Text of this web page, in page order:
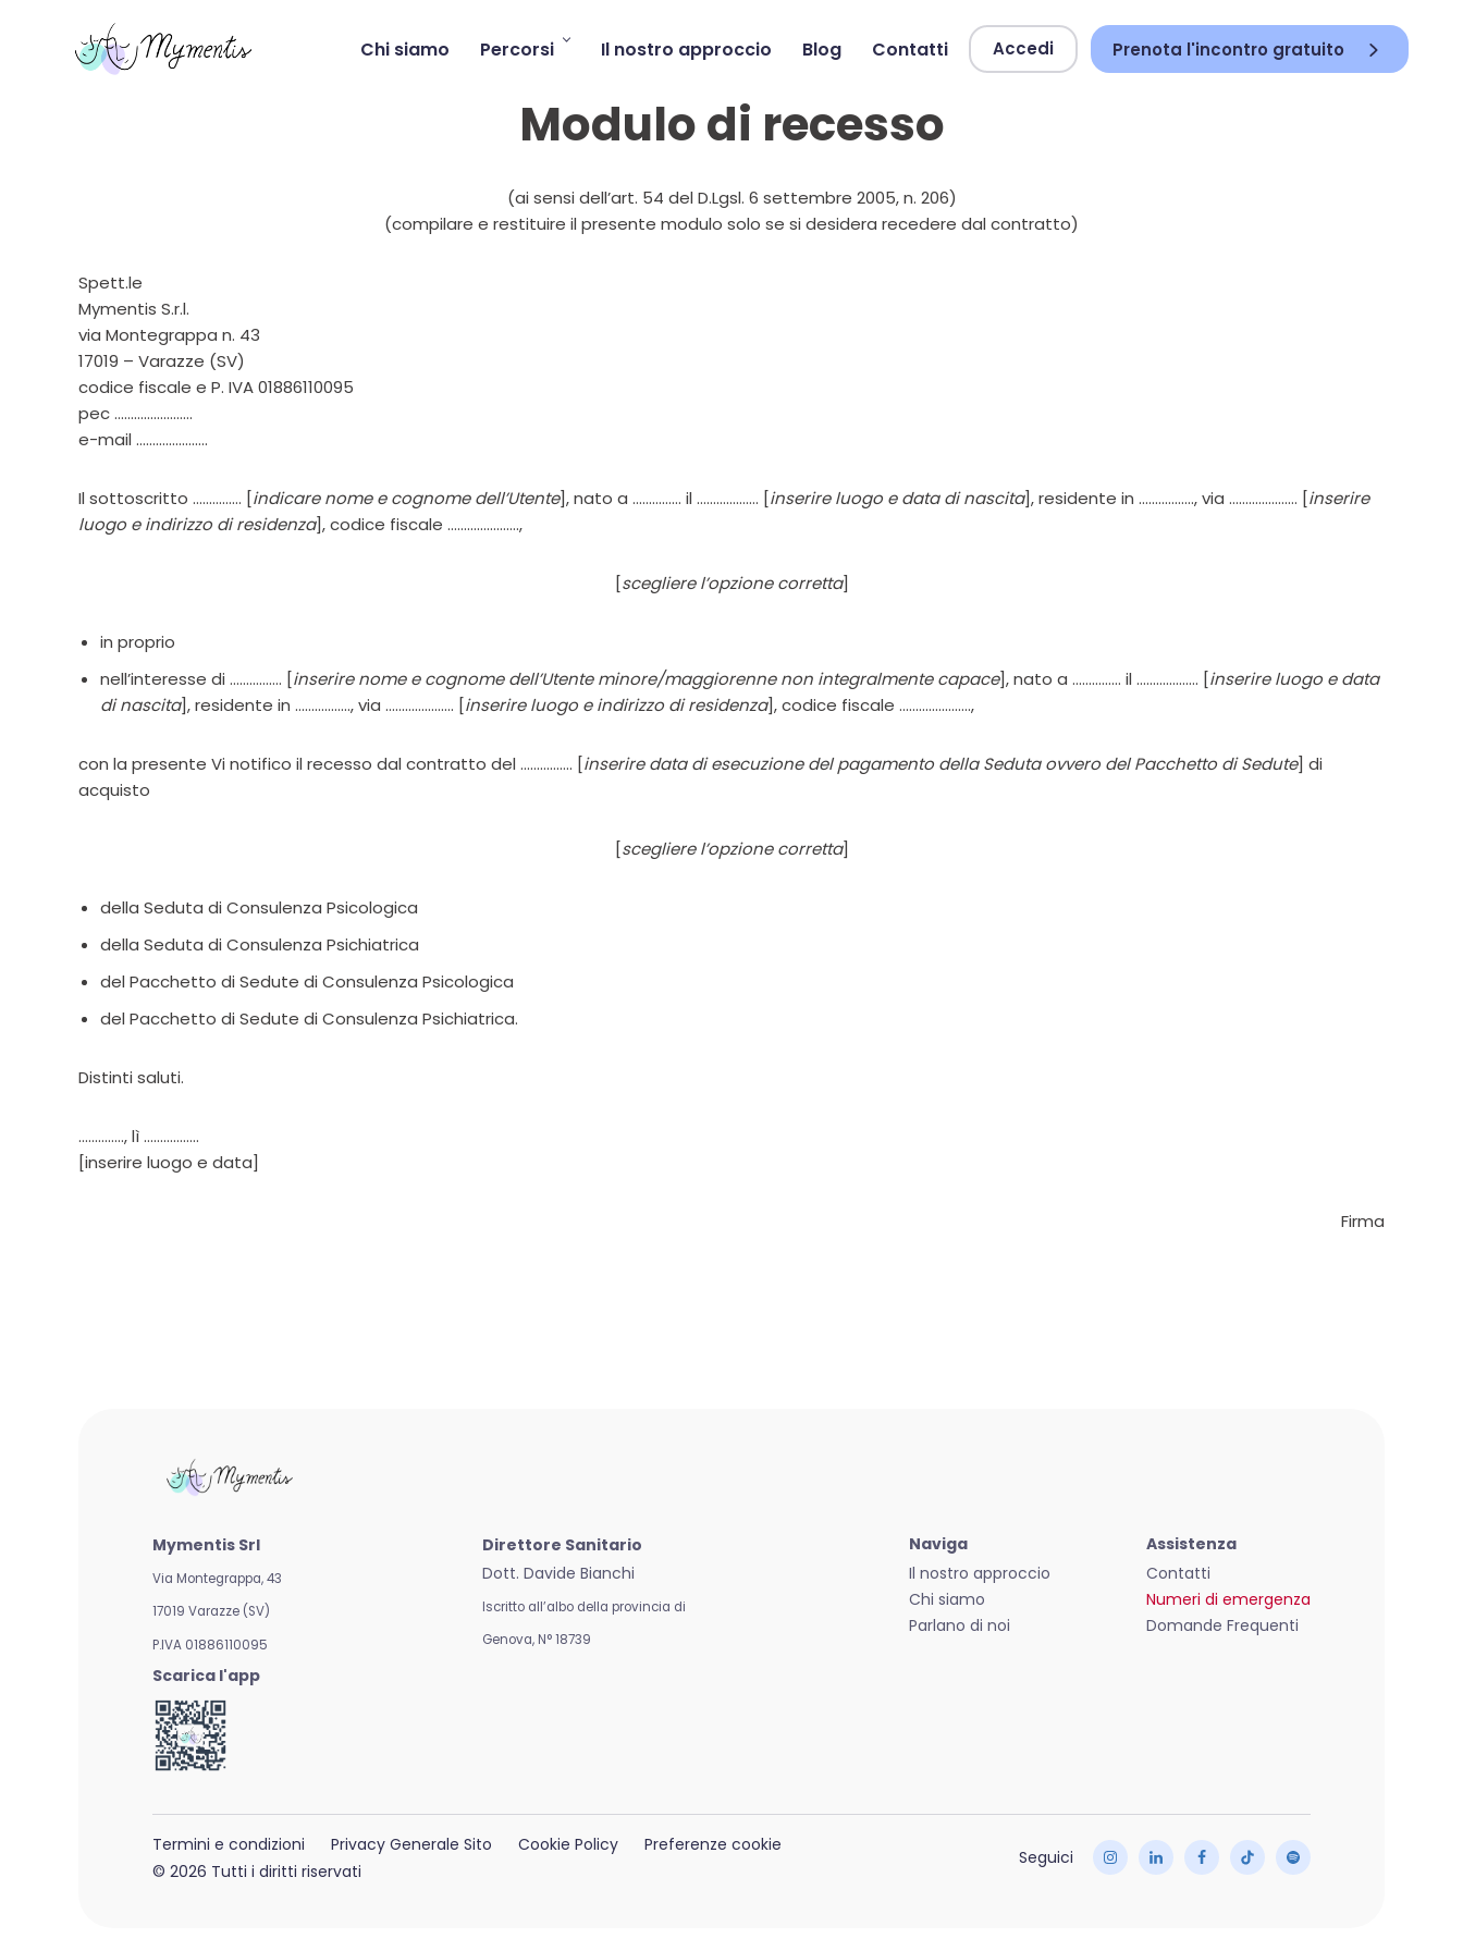
Chi siamo Percorsi Il nostro approccio Blog Contatti Accedi Prenota l'incontro gratuito
Modulo di recesso
(ai sensi dell’art. 54 del D.Lgsl. 6 settembre 2005, n. 206)
(compilare e restituire il presente modulo solo se si desidera recedere dal contratto)
Spett.le
Mymentis S.r.l.
via Montegrappa n. 43
17019 – Varazze (SV)
codice fiscale e P. IVA 01886110095
pec ……………………
e-mail ………………….
Il sottoscritto …………… [indicare nome e cognome dell’Utente], nato a …………… il ………………. [inserire luogo e data di nascita], residente in …………….., via ………………… [inserire
luogo e indirizzo di residenza], codice fiscale ………………….,
[scegliere l’opzione corretta]
in proprio
nell’interesse di ……………. [inserire nome e cognome dell’Utente minore/maggiorenne non integralmente capace], nato a …………… il ………………. [inserire luogo e data
di nascita], residente in …………….., via ………………… [inserire luogo e indirizzo di residenza], codice fiscale ………………….,
con la presente Vi notifico il recesso dal contratto del ……………. [inserire data di esecuzione del pagamento della Seduta ovvero del Pacchetto di Sedute] di
acquisto
[scegliere l’opzione corretta]
della Seduta di Consulenza Psicologica
della Seduta di Consulenza Psichiatrica
del Pacchetto di Sedute di Consulenza Psicologica
del Pacchetto di Sedute di Consulenza Psichiatrica.
Distinti saluti.
………….., lì ……………..
[inserire luogo e data]
Firma
Mymentis Srl
Via Montegrappa, 43
17019 Varazze (SV)
P.IVA 01886110095
Direttore Sanitario
Dott. Davide Bianchi
Iscritto all’albo della provincia di
Genova, N° 18739
Scarica l'app
Naviga
Il nostro approccio
Chi siamo
Parlano di noi
Assistenza
Contatti
Numeri di emergenza
Domande Frequenti
Termini e condizioni Privacy Generale Sito Cookie Policy
Preferenze cookie
© 2026 Tutti i diritti riservati